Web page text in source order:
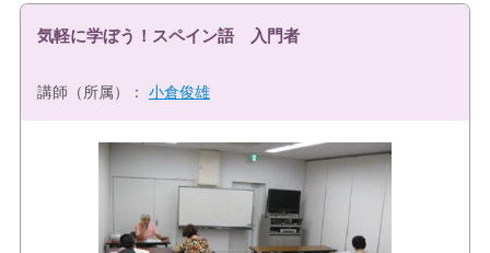
気軽に学ぼう！スペイン語 入門者
講師（所属）： 小倉俊雄